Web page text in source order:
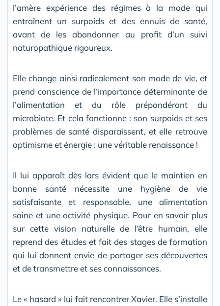
l’amère expérience des régimes à la mode qui
entraînent un surpoids et des ennuis de santé,
avant de les abandonner au profit d’un suivi
naturopathique rigoureux.
Elle change ainsi radicalement son mode de vie, et
prend conscience de l’importance déterminante de
l’alimentation et du rôle prépondérant du
microbiote. Et cela fonctionne : son surpoids et ses
problèmes de santé disparaissent, et elle retrouve
optimisme et énergie : une véritable renaissance !
Il lui apparaît dès lors évident que le maintien en
bonne santé nécessite une hygiène de vie
satisfaisante et responsable, une alimentation
saine et une activité physique. Pour en savoir plus
sur cette vision naturelle de l’être humain, elle
reprend des études et fait des stages de formation
qui lui donnent envie de partager ses découvertes
et de transmettre et ses connaissances.
Le « hasard » lui fait rencontrer Xavier. Elle s’installe